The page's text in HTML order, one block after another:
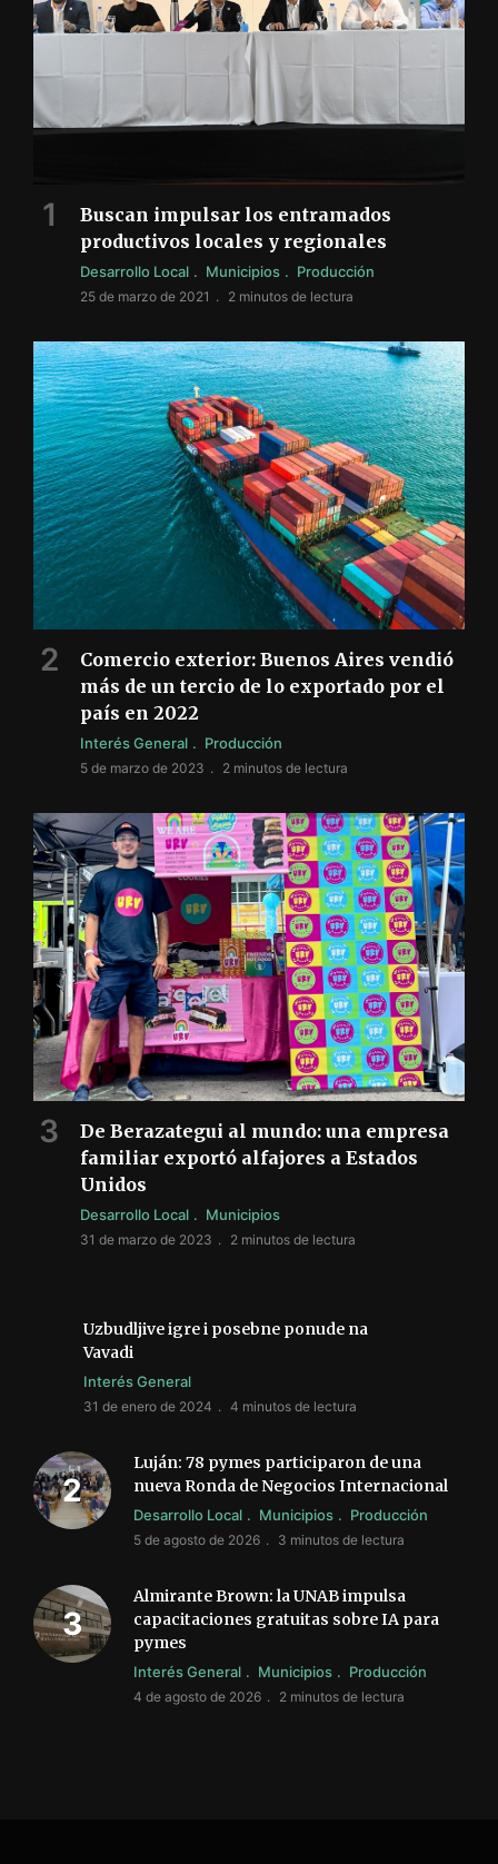
Buscan impulsar los entramados
productivos locales y regionales
Desarrollo Local Municipios Producción
25 de marzo de 2021 2 minutos de lectura
Comercio exterior: Buenos Aires vendió
más de un tercio de lo exportado por el
país en 2022
Interés General Producción
5 de marzo de 2023 2 minutos de lectura
De Berazategui al mundo: una empresa
familiar exportó alfajores a Estados
Unidos
Desarrollo Local Municipios
31 de marzo de 2023 2 minutos de lectura
Uzbudljive igre i posebne ponude na
Vavadi
Interés General
31 de enero de 2024 4 minutos de lectura
Luján: 78 pymes participaron de una
nueva Ronda de Negocios Internacional
Desarrollo Local Municipios Producción
5 de agosto de 2026 3 minutos de lectura
Almirante Brown: la UNAB impulsa
capacitaciones gratuitas sobre IA para
pymes
Interés General Municipios Producción
4 de agosto de 2026 2 minutos de lectura